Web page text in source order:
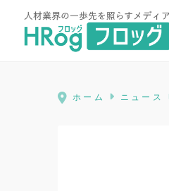
HRog | 人材業界
ホーム ニュース